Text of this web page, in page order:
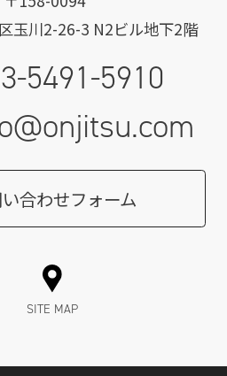
玉川2-26-3 N2ビル地下2階
5491-5910
合わせフォーム
SITE MAP